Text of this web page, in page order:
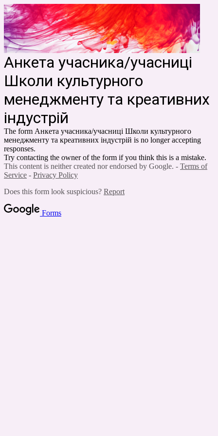
Анкета учасника/учасниці
Школи культурного
менеджменту та креативних
індустрій
The form Анкета учасника/учасниці Школи культурного
менеджменту та креативних індустрій is no longer accepting
responses.
Try contacting the owner of the form if you think this is a mistake.
This content is neither created nor endorsed by Google. - Terms of
Service - Privacy Policy
Does this form look suspicious? Report
Forms